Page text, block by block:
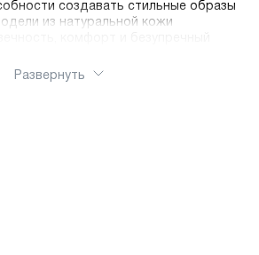
создавать стильные образы
из натуральной кожи
позволяя ногам дышать и
Развернуть